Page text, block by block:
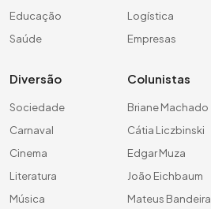
Educação
Saúde
Logística
Empresas
Diversão
Sociedade
Carnaval
Cinema
Literatura
Música
Colunistas
Briane Machado
Cátia Liczbinski
Edgar Muza
João Eichbaum
Mateus Bandeira